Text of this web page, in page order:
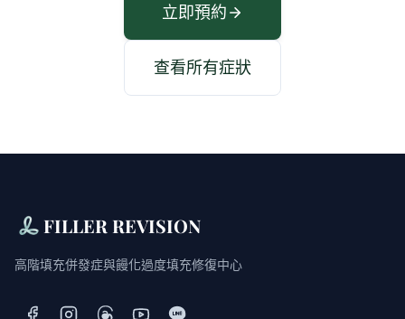
立即預約
查看所有症狀
FILLER REVISION
高階填充併發症與饅化過度填充修復中心